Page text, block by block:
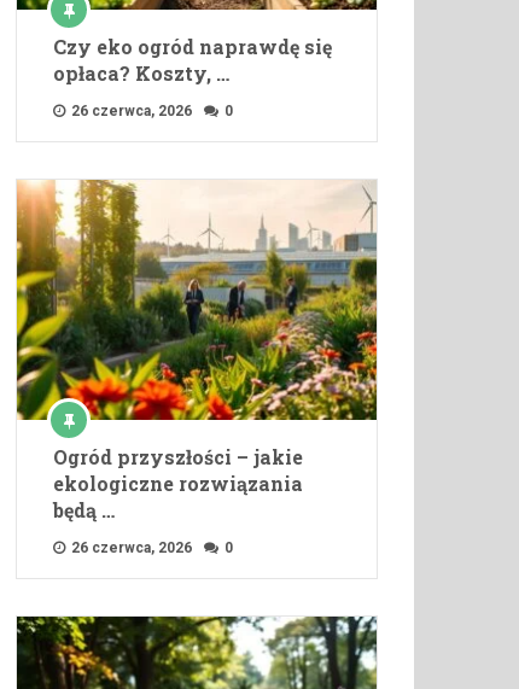
Czy eko ogród naprawdę się
opłaca? Koszty, …
26 czerwca, 2026 0
Ogród przyszłości – jakie
ekologiczne rozwiązania
będą …
26 czerwca, 2026 0